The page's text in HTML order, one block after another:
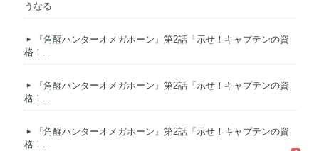
うなる
『角醒ハンターオメガホーン』第2話「示せ！キャプテンの資
格！...
『角醒ハンターオメガホーン』第2話「示せ！キャプテンの資
格！...
『角醒ハンターオメガホーン』第2話「示せ！キャプテンの資
格！...